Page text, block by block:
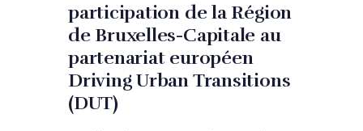
participation de la Région
de Bruxelles-Capitale au
partenariat européen
Driving Urban Transitions
(DUT)